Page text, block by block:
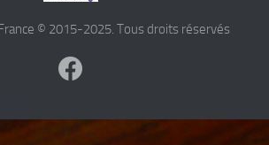
© 2015-2025. Tous droits réservés